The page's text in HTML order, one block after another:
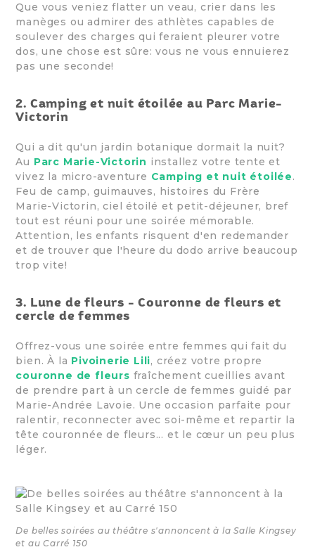
Que vous veniez flatter un veau, crier dans les
manèges ou admirer des athlètes capables de
soulever des charges qui feraient pleurer votre
dos, une chose est sûre: vous ne vous ennuierez
pas une seconde!
2. Camping et nuit étoilée au Parc Marie-
Victorin
Qui a dit qu'un jardin botanique dormait la nuit?
Au Parc Marie-Victorin installez votre tente et
vivez la micro-aventure Camping et nuit étoilée.
Feu de camp, guimauves, histoires du Frère
Marie-Victorin, ciel étoilé et petit-déjeuner, bref
tout est réuni pour une soirée mémorable.
Attention, les enfants risquent d'en redemander
et de trouver que l'heure du dodo arrive beaucoup
trop vite!
3. Lune de fleurs - Couronne de fleurs et
cercle de femmes
Offrez-vous une soirée entre femmes qui fait du
bien. À la Pivoinerie Lili, créez votre propre
couronne de fleurs fraîchement cueillies avant
de prendre part à un cercle de femmes guidé par
Marie-Andrée Lavoie. Une occasion parfaite pour
ralentir, reconnecter avec soi-même et repartir la
tête couronnée de fleurs... et le cœur un peu plus
léger.
De belles soirées au théâtre s'annoncent à la Salle Kingsey
et au Carré 150